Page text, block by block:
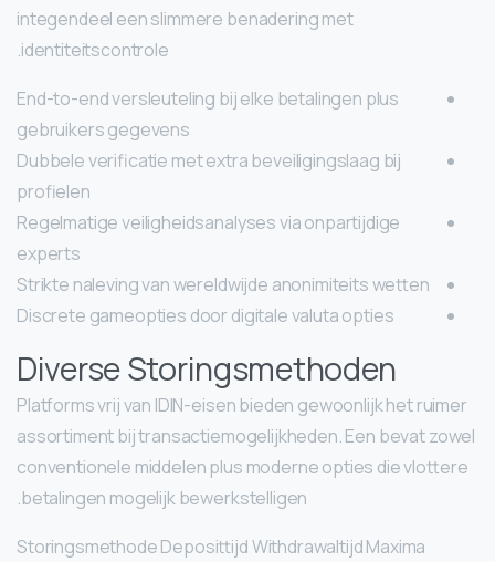
integendeel een slimmere benadering met
identiteitscontrole.
End-to-end versleuteling bij elke betalingen plus
gebruikers gegevens
Dubbele verificatie met extra beveiligingslaag bij
profielen
Regelmatige veiligheidsanalyses via onpartijdige
experts
Strikte naleving van wereldwijde anonimiteits wetten
Discrete gameopties door digitale valuta opties
Diverse Storingsmethoden
Platforms vrij van IDIN-eisen bieden gewoonlijk het ruimer
assortiment bij transactiemogelijkheden. Een bevat zowel
conventionele middelen plus moderne opties die vlottere
betalingen mogelijk bewerkstelligen.
Storingsmethode Deposittijd Withdrawaltijd Maxima